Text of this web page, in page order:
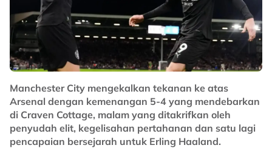
Manchester City mengekalkan tekanan ke atas
Arsenal dengan kemenangan 5-4 yang mendebarkan
di Craven Cottage, malam yang ditakrifkan oleh
penyudah elit, kegelisahan pertahanan dan satu lagi
pencapaian bersejarah untuk Erling Haaland.